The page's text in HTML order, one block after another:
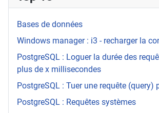
Bases de données
Windows manager : i3 - recharger la
PostgreSQL : Loguer la durée des
plus de x millisecondes
PostgreSQL : Tuer une requête (query)
PostgreSQL : Requêtes systèmes